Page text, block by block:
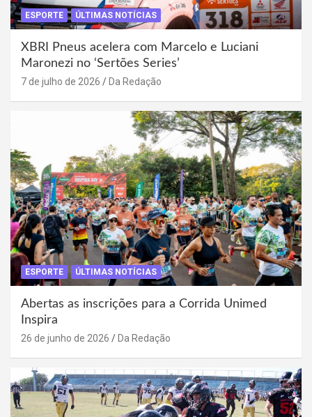
ESPORTE ÚLTIMAS NOTÍCIAS
XBRI Pneus acelera com Marcelo e Luciani
Maronezi no ‘Sertões Series’
7 de julho de 2026 Da Redação
ESPORTE ÚLTIMAS NOTÍCIAS
Abertas as inscrições para a Corrida Unimed
Inspira
26 de junho de 2026 Da Redação